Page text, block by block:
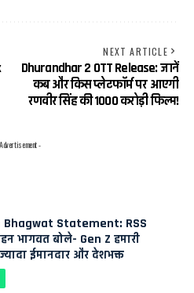
NEXT ARTICLE
Dhurandhar 2 OTT Release: जानें
कब और किस प्लेटफॉर्म पर आएगी
रणवीर सिंह की 1000 करोड़ी फिल्म!
-
Bhagwat Statement: RSS
भागवत बोले- Gen Z हमारी
ईमानदार और देशभक्त